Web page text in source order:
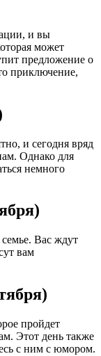
и вы
может
предложение о
приключение,
и сегодня вряд
Однако для
немного
Вас ждут
вам
пройдет
Этот день также
с ним с юмором.